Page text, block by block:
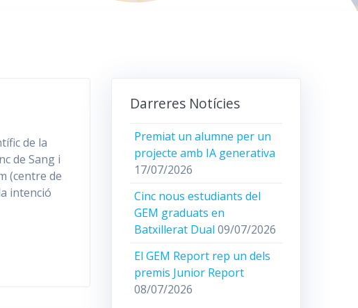
de la
de Sang i
(centre de
intenció
Darreres Notícies
Premiat un alumne per un
projecte amb IA generativa
17/07/2026
Cinc nous estudiants del
GEM graduats en
Batxillerat Dual 09/07/2026
El GEM Report rep un dels
premis Junior Report
08/07/2026